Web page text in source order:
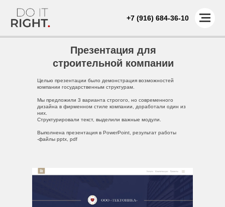
+7 (916) 684-36-10
Презентация для
строительной компании
Целью презентации было демонстрация возможностей
компании государственным структурам.
Мы предложили 3 варианта строгого, но современного
дизайна в фирменном стиле компании, доработали один из
них.
Структурировали текст, выделили важные модули.
Выполнена презентация в PowerPoint, результат работы
-файлы pptx, pdf